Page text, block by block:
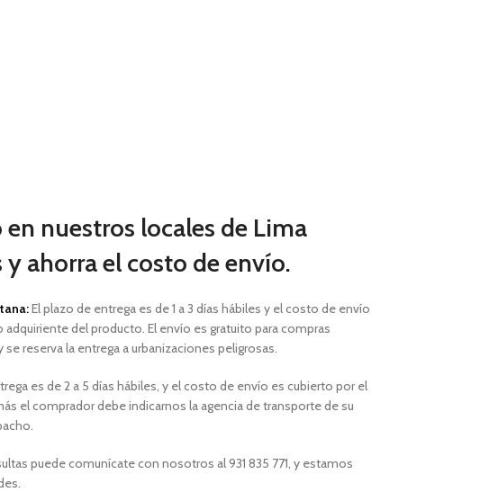
nuestros locales de Lima
ahorra el costo de envío.
El plazo de entrega es de 1 a 3 días hábiles y el costo de envío
del producto. El envío es gratuito para compras
se reserva la entrega a urbanizaciones peligrosas.
es de 2 a 5 días hábiles, y el costo de envío es cubierto por el
el comprador debe indicarnos la agencia de transporte de su
puede comunícate con nosotros al 931 835 771, y estamos